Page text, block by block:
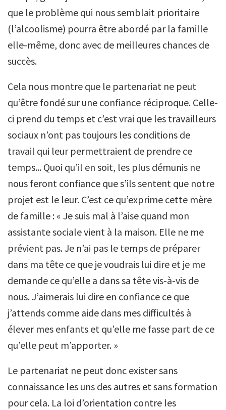
que le problème qui nous semblait prioritaire
(l’alcoolisme) pourra être abordé par la famille
elle-même, donc avec de meilleures chances de
succès.
Cela nous montre que le partenariat ne peut
qu’être fondé sur une confiance réciproque. Celle-
ci prend du temps et c’est vrai que les travailleurs
sociaux n’ont pas toujours les conditions de
travail qui leur permettraient de prendre ce
temps... Quoi qu’il en soit, les plus démunis ne
nous feront confiance que s’ils sentent que notre
projet est le leur. C’est ce qu’exprime cette mère
de famille : « Je suis mal à l’aise quand mon
assistante sociale vient à la maison. Elle ne me
prévient pas. Je n’ai pas le temps de préparer
dans ma tête ce que je voudrais lui dire et je me
demande ce qu’elle a dans sa tête vis-à-vis de
nous. J’aimerais lui dire en confiance ce que
j’attends comme aide dans mes difficultés à
élever mes enfants et qu’elle me fasse part de ce
qu’elle peut m’apporter. »
Le partenariat ne peut donc exister sans
connaissance les uns des autres et sans formation
pour cela. La loi d’orientation contre les